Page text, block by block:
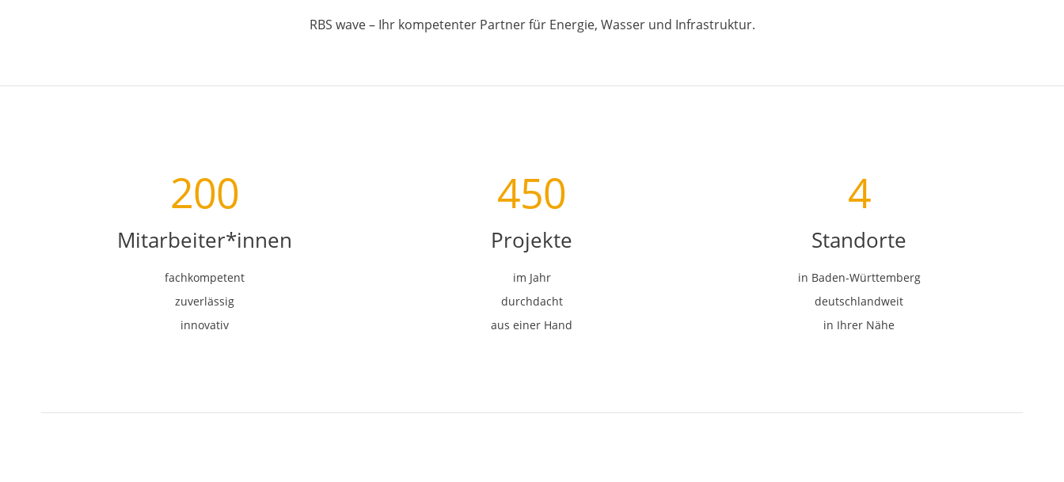
RBS wave – Ihr kompetenter Partner für Energie, Wasser und Infrastruktur.
200
Mitarbeiter*innen
fachkompetent
zuverlässig
innovativ
450
Projekte
im Jahr
durchdacht
aus einer Hand
4
Standorte
in Baden-Württemberg
deutschlandweit
in Ihrer Nähe